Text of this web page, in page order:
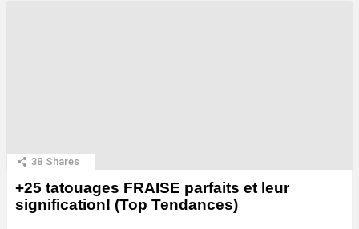
38 Shares
+25 tatouages ​​FRAISE parfaits et leur
signification! (Top Tendances)